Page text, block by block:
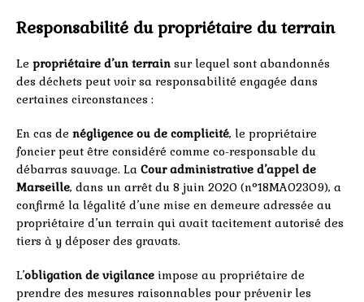
Responsabilité du propriétaire du terrain
Le propriétaire d’un terrain sur lequel sont abandonnés
des déchets peut voir sa responsabilité engagée dans
certaines circonstances :
En cas de négligence ou de complicité, le propriétaire
foncier peut être considéré comme co-responsable du
débarras sauvage. La Cour administrative d’appel de
Marseille, dans un arrêt du 8 juin 2020 (n°18MA02309), a
confirmé la légalité d’une mise en demeure adressée au
propriétaire d’un terrain qui avait tacitement autorisé des
tiers à y déposer des gravats.
L’obligation de vigilance impose au propriétaire de
prendre des mesures raisonnables pour prévenir les